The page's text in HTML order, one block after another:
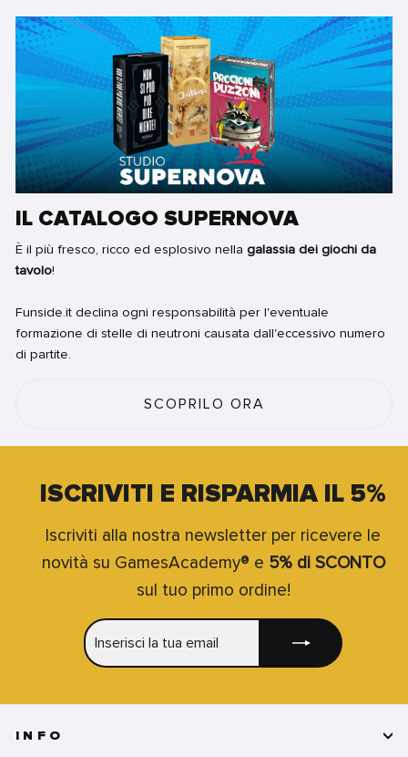
IL CATALOGO SUPERNOVA
È il più fresco, ricco ed esplosivo nella galassia dei giochi da
tavolo!
Funside.it declina ogni responsabilità per l'eventuale
formazione di stelle di neutroni causata dall'eccessivo numero
di partite.
SCOPRILO ORA
ISCRIVITI E RISPARMIA IL 5%
Iscriviti alla nostra newsletter per ricevere le
novità su GamesAcademy® e 5% di SCONTO
sul tuo primo ordine!
LA
INFO